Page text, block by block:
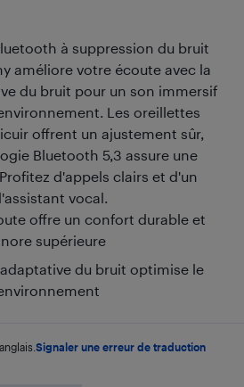
à suppression du bruit
améliore votre écoute avec la
du bruit pour un son immersif
Les oreillettes
offrent un ajustement sûr,
Bluetooth 5,3 assure une
d'appels clairs et d'un
vocal.
offre un confort durable et
supérieure
du bruit optimise le
Signaler une erreur de traduction